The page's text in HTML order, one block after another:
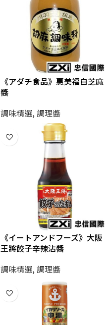
《アダチ食品》惠美福白芝麻
醬
調味精選,調理醬
《イートアンドフーズ》大阪
王將餃子辛辣沾醬
調味精選,調理醬